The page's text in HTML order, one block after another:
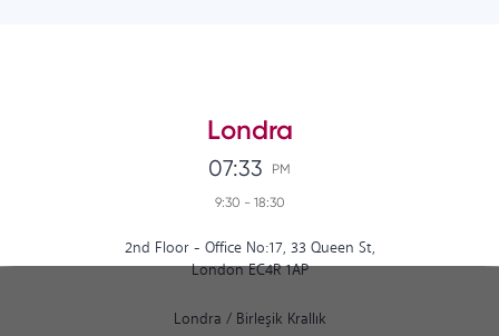
Londra
07:33 PM
9:30 - 18:30
2nd Floor - Office No:17, 33 Queen St,
London EC4R 1AP
Londra / Birleşik Krallık